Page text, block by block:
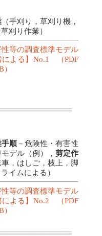
（手刈り，草刈り機，
刈り作業）
等の調査標準モデル
による】No.1 （PDF
手順－危険性・有害性
デル（例），剪定作
車，はしご，枝上，脚
イムによる）
等の調査標準モデル
による】No.2 （PDF